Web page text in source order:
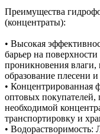
Преимущества
(концентраты):
• Высокая
барьер на
проникновения влаги,
образование плесени и
• Концентрированная
оптовых покупателей,
необходимой
транспортировку и
• Водорастворимость: